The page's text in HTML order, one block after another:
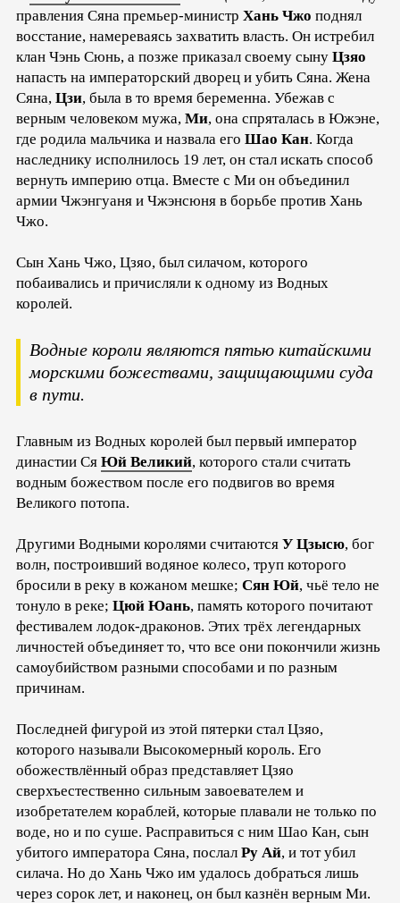
правления Сяна премьер-министр Хань Чжо поднял
восстание, намереваясь захватить власть. Он истребил
клан Чэнь Сюнь, а позже приказал своему сыну Цзяо
напасть на императорский дворец и убить Сяна. Жена
Сяна, Цзи, была в то время беременна. Убежав с
верным человеком мужа, Ми, она спряталась в Южэне,
где родила мальчика и назвала его Шао Кан. Когда
наследнику исполнилось 19 лет, он стал искать способ
вернуть империю отца. Вместе с Ми он объединил
армии Чжэнгуаня и Чжэнсюня в борьбе против Хань
Чжо.
Сын Хань Чжо, Цзяо, был силачом, которого
побаивались и причисляли к одному из Водных
королей.
Водные короли являются пятью китайскими
морскими божествами, защищающими суда
в пути.
Главным из Водных королей был первый император
династии Ся Юй Великий, которого стали считать
водным божеством после его подвигов во время
Великого потопа.
Другими Водными королями считаются У Цзысю, бог
волн, построивший водяное колесо, труп которого
бросили в реку в кожаном мешке; Сян Юй, чьё тело не
тонуло в реке; Цюй Юань, память которого почитают
фестивалем лодок-драконов. Этих трёх легендарных
личностей объединяет то, что все они покончили жизнь
самоубийством разными способами и по разным
причинам.
Последней фигурой из этой пятерки стал Цзяо,
которого называли Высокомерный король. Его
обожествлённый образ представляет Цзяо
сверхъестественно сильным завоевателем и
изобретателем кораблей, которые плавали не только по
воде, но и по суше. Расправиться с ним Шао Кан, сын
убитого императора Сяна, послал Ру Ай, и тот убил
силача. Но до Хань Чжо им удалось добраться лишь
через сорок лет, и наконец, он был казнён верным Ми.